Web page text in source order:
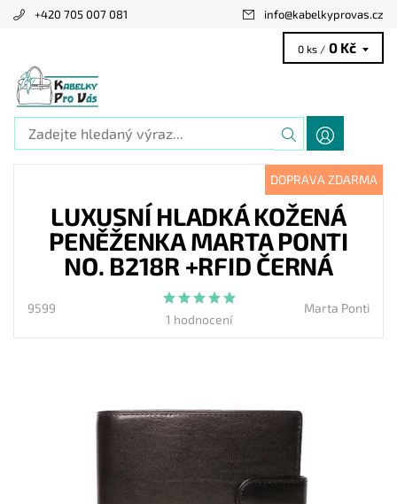
+420 705 007 081 info@kabelkyprovas.cz
0 ks / 0 Kč
DOPRAVA ZDARMA
LUXUSNÍ HLADKÁ KOŽENÁ
PENĚŽENKA MARTA PONTI
NO. B218R +RFID ČERNÁ
9599
1 hodnocení
Marta Ponti